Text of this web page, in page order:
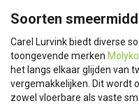
Soorten
Carel Lurvink biedt diverse
toongevende merken
het langs elkaar glijden van
vergemakkelijken. Dit wordt
zowel vloerbare als vaste